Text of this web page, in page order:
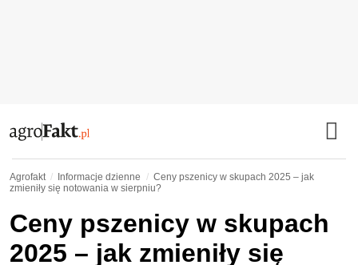
Agrofakt Informacje dzienne
Ceny pszenicy w skupach 2025 – jak
zmieniły się notowania w sierpniu?
Ceny pszenicy w skupach
2025 – jak zmieniły się